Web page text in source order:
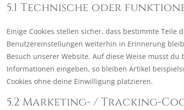
5.1 Technische oder
Einige Cookies stellen sicher, dass bestimmte
Benutzereinstellungen weiterhin in Erinnerung
Besuch unserer Website. Auf diese Weise musst
Informationen eingeben, so bleiben Artikel
Cookies ohne deine Einwilligung platzieren.
5.2 Marketing- / Tracking-